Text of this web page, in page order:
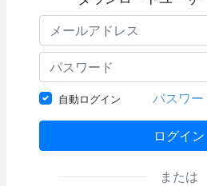
自動ログイン パスワー
ログイン
または